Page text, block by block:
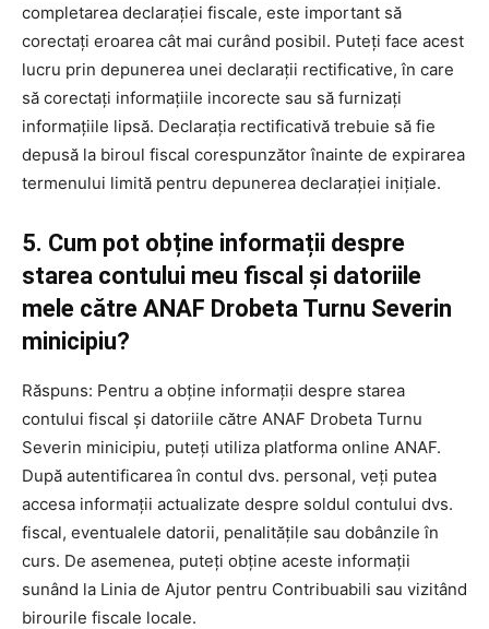
completarea declarației fiscale, este important să
corectați eroarea cât mai curând posibil. Puteți face acest
lucru prin depunerea unei declarații rectificative, în care
să corectați informațiile incorecte sau să furnizați
informațiile lipsă. Declarația rectificativă trebuie să fie
depusă la biroul fiscal corespunzător înainte de expirarea
termenului limită pentru depunerea declarației inițiale.
5. Cum pot obține informații despre
starea contului meu fiscal și datoriile
mele către ANAF Drobeta Turnu Severin
minicipiu?
Răspuns: Pentru a obține informații despre starea
contului fiscal și datoriile către ANAF Drobeta Turnu
Severin minicipiu, puteți utiliza platforma online ANAF.
După autentificarea în contul dvs. personal, veți putea
accesa informații actualizate despre soldul contului dvs.
fiscal, eventualele datorii, penalitățile sau dobânzile în
curs. De asemenea, puteți obține aceste informații
sunând la Linia de Ajutor pentru Contribuabili sau vizitând
birourile fiscale locale.